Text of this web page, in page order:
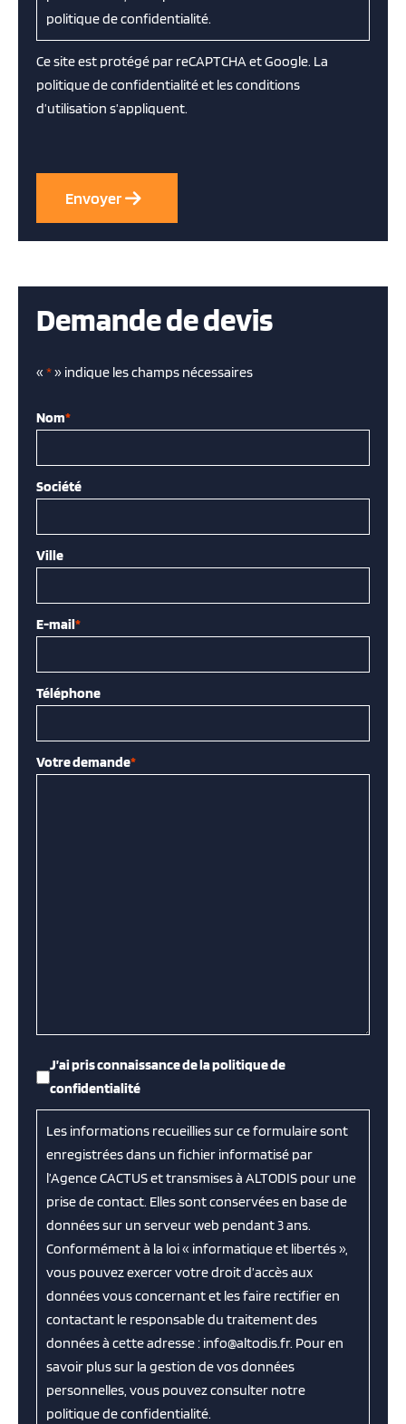
politique de confidentialité.
Ce site est protégé par reCAPTCHA et Google. La
politique de confidentialitéet lesconditions
d’utilisation s’appliquent.
Demande de devis
« *» indique les champs nécessaires
Nom*
Société
Ville
E-mail*
Téléphone
Votre demande*
RGPD
J’ai pris connaissance de la politique de
confidentialité
Les informations recueillies sur ce formulaire sont
enregistrées dans un fichier informatisé par
l’Agence CACTUS et transmises à ALTODIS pour une
prise de contact. Elles sont conservées en base de
données sur un serveur web pendant 3 ans.
Conformément à la loi « informatique et libertés »,
vous pouvez exercer votre droit d’accès aux
données vous concernant et les faire rectifier en
contactant le responsable du traitement des
données à cette adresse : info@altodis.fr. Pour en
savoir plus sur la gestion de vos données
personnelles, vous pouvez consulter notre
politique de confidentialité.